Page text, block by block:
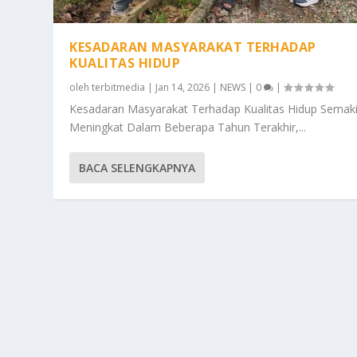
KESADARAN MASYARAKAT TERHADAP
KUALITAS HIDUP
olehterbitmedia | Jan 14, 2026 | NEWS | 0 |
Kesadaran Masyarakat Terhadap Kualitas Hidup
Meningkat Dalam Beberapa Tahun Terakhir,...
BACA SELENGKAPNYA